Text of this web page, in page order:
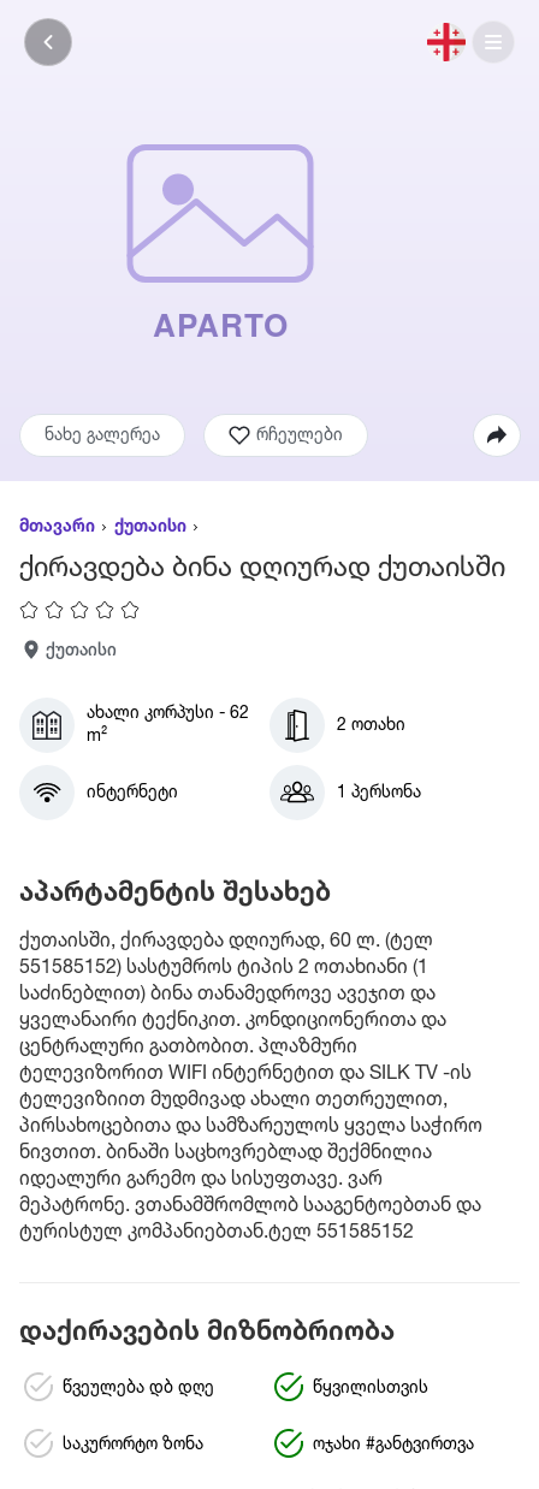
ნახე გალერეა რჩეულები
მთავარი ქუთაისი
ქირავდება ბინა დღიურად ქუთაისში
ქუთაისი
ახალი კორპუსი - 62
m²
2 ოთახი
ინტერნეტი 1 პერსონა
აპარტამენტის შესახებ
ქუთაისში, ქირავდება დღიურად, 60 ლ. (ტელ
551585152) სასტუმროს ტიპის 2 ოთახიანი (1
საძინებლით) ბინა თანამედროვე ავეჯით და
ყველანაირი ტექნიკით. კონდიციონერითა და
ცენტრალური გათბობით. პლაზმური
ტელევიზორით WIFI ინტერნეტით და SILK TV -ის
ტელევიზიით მუდმივად ახალი თეთრეულით,
პირსახოცებითა და სამზარეულოს ყველა საჭირო
ნივთით. ბინაში საცხოვრებლად შექმნილია
იდეალური გარემო და სისუფთავე. ვარ
მეპატრონე. ვთანამშრომლობ სააგენტოებთან და
ტურისტულ კომპანიებთან.ტელ 551585152
დაქირავების მიზნობრიობა
წვეულება დბ დღე წყვილისთვის
საკურორტო ზონა ოჯახი #განტვირთვა